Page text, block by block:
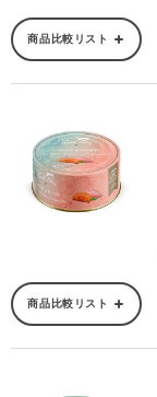
商品比較リスト
商品比較リスト